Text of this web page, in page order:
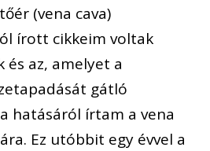
(vena cava)
írott cikkeim voltak
és az, amelyet a
gátló
hatásáról írtam a vena
Ez utóbbit egy évvel a